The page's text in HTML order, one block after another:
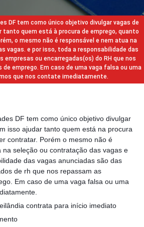
DF tem como único objetivo divulgar vagas de
tanto quem está à procura de emprego, quanto
o mesmo não é responsável e nem atua na
vagas. e por isso, toda a responsabilidade das
empresas ou encarregadas(os) do RH que nos
emprego. Em caso de uma vaga falsa ou uma
que nos contate imediatamente.
DF tem como único objetivo divulgar
isso ajudar tanto quem está na procura
contratar. Porém o mesmo não é
na seleção ou contratação das vagas e
das vagas anunciadas são das
de rh que nos repassam as
Em caso de uma vaga falsa ou uma
contrata para início imediato